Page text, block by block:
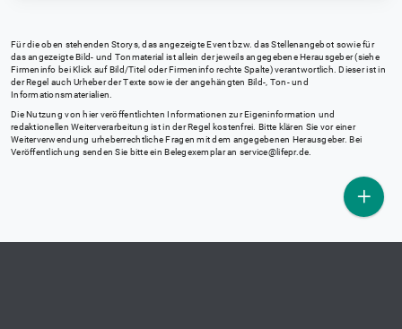
Für die oben stehenden Storys, das angezeigte Event bzw. das Stellenangebot sowie für
das angezeigte Bild- und Tonmaterial ist allein der jeweils angegebene Herausgeber (siehe
Firmeninfo bei Klick auf Bild/Titel oder Firmeninfo rechte Spalte) verantwortlich. Dieser ist in
der Regel auch Urheber der Texte sowie der angehängten Bild-, Ton- und
Informationsmaterialien.
Die Nutzung von hier veröffentlichten Informationen zur Eigeninformation und
redaktionellen Weiterverarbeitung ist in der Regel kostenfrei. Bitte klären Sie vor einer
Weiterverwendung urheberrechtliche Fragen mit dem angegebenen Herausgeber. Bei
Veröffentlichung senden Sie bitte ein Belegexemplar an service@lifepr.de